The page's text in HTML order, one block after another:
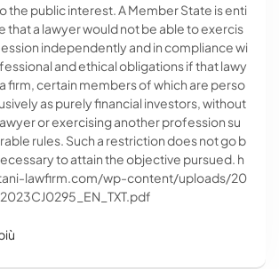
the public interest. A Member State is enti
that a lawyer would not be able to exercis
independently and in compliance wi
and ethical obligations if that lawy
firm, certain members of which are perso
as purely financial investors, without
or exercising another profession su
rules. Such a restriction does not go b
to attain the objective pursued. h
lawfirm.com/wp-content/uploads/20